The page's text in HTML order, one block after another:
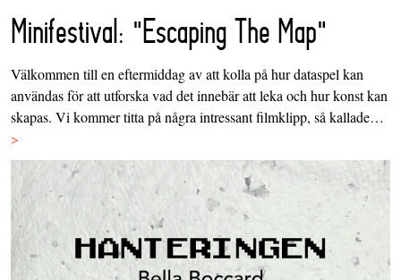
Minifestival: "Escaping The Map"
Välkommen till en eftermiddag av att kolla på hur dataspel kan
användas för att utforska vad det innebär att leka och hur konst kan
skapas. Vi kommer titta på några intressant filmklipp, så kallade…
>